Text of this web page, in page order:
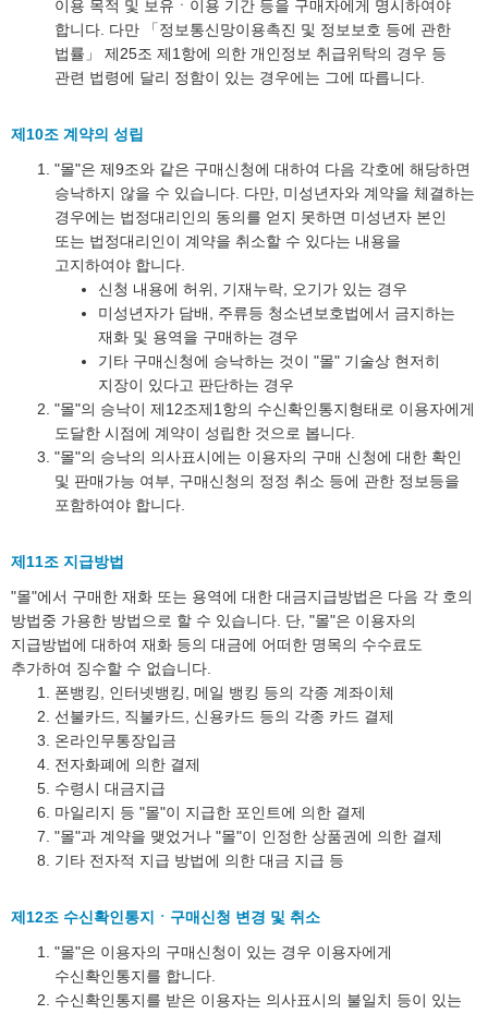
이용 목적 및 보유ㆍ이용 기간 등을 구매자에게 명시하여야
합니다. 다만 「정보통신망이용촉진 및 정보보호 등에 관한
법률」 제25조 제1항에 의한 개인정보 취급위탁의 경우 등
관련 법령에 달리 정함이 있는 경우에는 그에 따릅니다.
제10조 계약의 성립
"몰"은 제9조와 같은 구매신청에 대하여 다음 각호에 해당하면
승낙하지 않을 수 있습니다. 다만, 미성년자와 계약을 체결하는
경우에는 법정대리인의 동의를 얻지 못하면 미성년자 본인
또는 법정대리인이 계약을 취소할 수 있다는 내용을
고지하여야 합니다.
신청 내용에 허위, 기재누락, 오기가 있는 경우
미성년자가 담배, 주류등 청소년보호법에서 금지하는
재화 및 용역을 구매하는 경우
기타 구매신청에 승낙하는 것이 "몰" 기술상 현저히
지장이 있다고 판단하는 경우
"몰"의 승낙이 제12조제1항의 수신확인통지형태로 이용자에게
도달한 시점에 계약이 성립한 것으로 봅니다.
"몰"의 승낙의 의사표시에는 이용자의 구매 신청에 대한 확인
및 판매가능 여부, 구매신청의 정정 취소 등에 관한 정보등을
포함하여야 합니다.
제11조 지급방법
"몰"에서 구매한 재화 또는 용역에 대한 대금지급방법은 다음 각 호의
방법중 가용한 방법으로 할 수 있습니다. 단, "몰"은 이용자의
지급방법에 대하여 재화 등의 대금에 어떠한 명목의 수수료도
추가하여 징수할 수 없습니다.
폰뱅킹, 인터넷뱅킹, 메일 뱅킹 등의 각종 계좌이체
선불카드, 직불카드, 신용카드 등의 각종 카드 결제
온라인무통장입금
전자화폐에 의한 결제
수령시 대금지급
마일리지 등 "몰"이 지급한 포인트에 의한 결제
"몰"과 계약을 맺었거나 "몰"이 인정한 상품권에 의한 결제
기타 전자적 지급 방법에 의한 대금 지급 등
제12조 수신확인통지ㆍ구매신청 변경 및 취소
"몰"은 이용자의 구매신청이 있는 경우 이용자에게
수신확인통지를 합니다.
수신확인통지를 받은 이용자는 의사표시의 불일치 등이 있는